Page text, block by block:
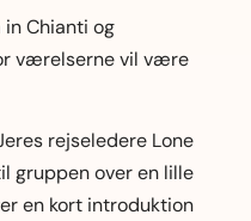
Chianti og
værelserne vil være
rejseledere Lone
gruppen over en lille
en kort introduktion